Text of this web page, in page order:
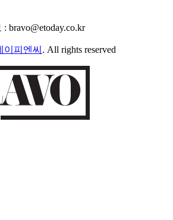
bravo@etoday.co.kr
이피엔씨 . All rights reserved